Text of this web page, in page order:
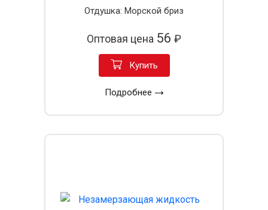
Отдушка: Морской бриз
Оптовая цена 56 ₽
Купить
Подробнее